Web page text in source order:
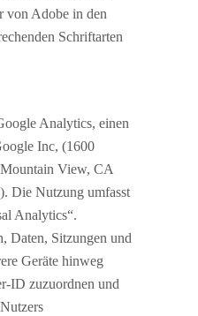
von Adobe in den
Schriftarten
Analytics, einen
Inc, (1600
View, CA
Die Nutzung umfasst
Analytics“.
Daten, Sitzungen und
Geräte hinweg
ID zuzuordnen und